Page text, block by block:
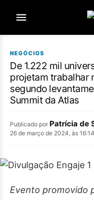
NEGÓCIOS
De 1.222 mil
projetam trabalhar
segundo
Summit da Atlas
Publicado por Patrícia de
26 de março de 2024, às 16:14
Evento promovido